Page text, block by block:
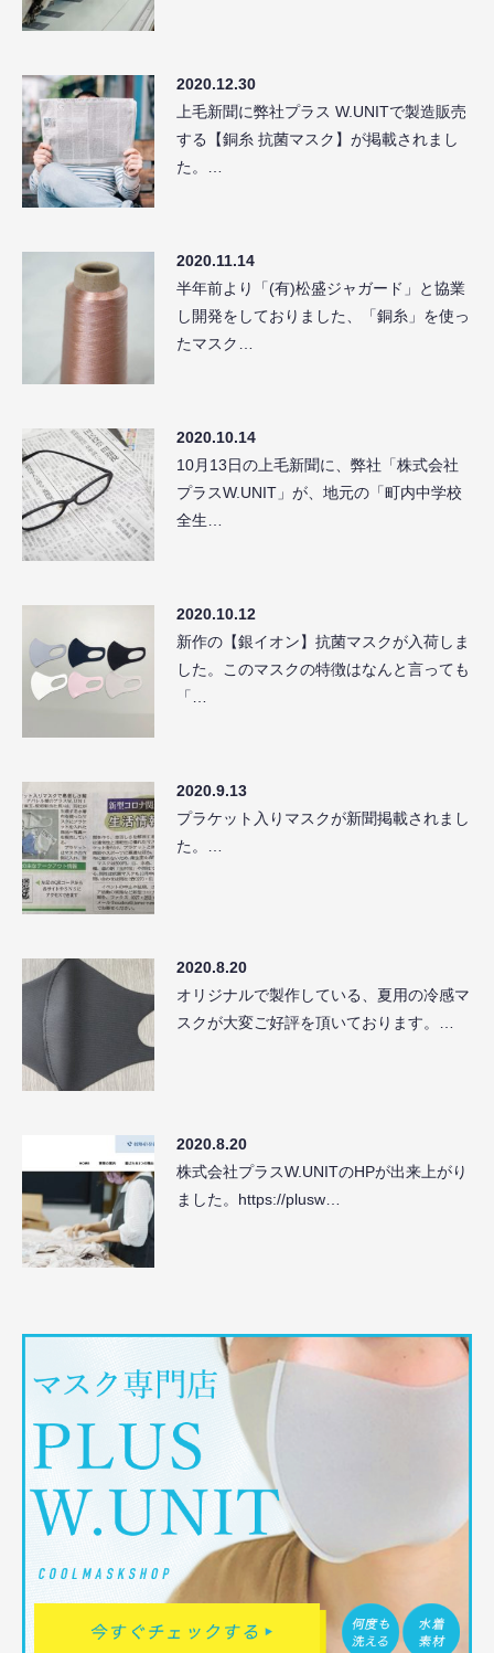
2020.12.30
上毛新聞に弊社プラス W.UNITで製造販売
する【銅糸 抗菌マスク】が掲載されまし
た。…
2020.11.14
半年前より「(有)松盛ジャガード」と協業
し開発をしておりました、「銅糸」を使っ
たマスク…
2020.10.14
10月13日の上毛新聞に、弊社「株式会社
プラスW.UNIT」が、地元の「町内中学校
全生…
2020.10.12
新作の【銀イオン】抗菌マスクが入荷しま
した。このマスクの特徴はなんと言っても
「…
2020.9.13
プラケット入りマスクが新聞掲載されまし
た。…
2020.8.20
オリジナルで製作している、夏用の冷感マ
スクが大変ご好評を頂いております。…
2020.8.20
株式会社プラスW.UNITのHPが出来上がり
ました。https://plusw…